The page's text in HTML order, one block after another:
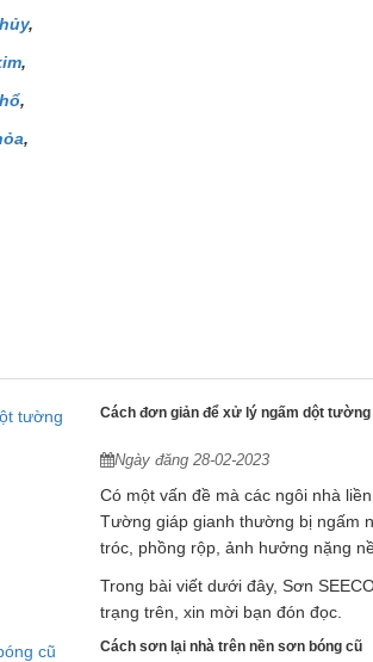
,
,
,
,
Cách đơn giản để xử lý ngấm dột tường
Ngày đăng 28-02-2023
Có một vấn đề mà các ngôi nhà
Tường giáp gianh thường bị ngấm
tróc, phồng rộp, ảnh hưởng nặng
Trong bài viết dưới đây, Sơn
trạng trên, xin mời bạn đón đọc.
Cách sơn lại nhà trên nền sơn bóng cũ